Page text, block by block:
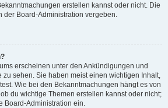
erstellen kannst oder nicht. Die
der Board-Administration vergeben.
erscheinen unter den Ankündigungen und
zu sehen. Sie haben meist einen wichtigen Inhalt,
Wie bei den Bekanntmachungen hängt es von
du wichtige Themen erstellen kannst oder nicht;
Board-Administration ein.